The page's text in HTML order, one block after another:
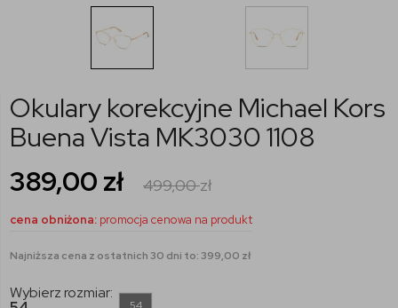
Okulary korekcyjne Michael Kors
Buena Vista MK3030 1108
389,00 zł 499,00zł
cena obniżona: promocja cenowa na produkt
Najniższa cena z ostatnich 30 dni to: 399,00 zł
Wybierz rozmiar: